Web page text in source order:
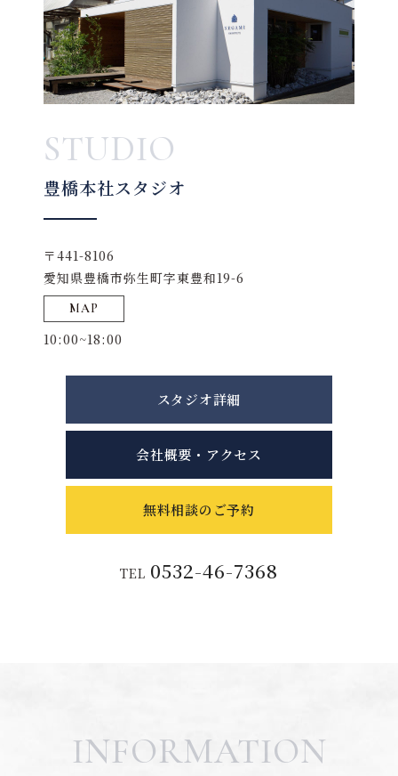
STUDIO
豊橋本社スタジオ
〒441-8106
愛知県豊橋市弥生町字東豊和19-6
MAP
10:00~18:00
スタジオ詳細
会社概要・アクセス
無料相談のご予約
TEL 0532-46-7368
INFORMATION